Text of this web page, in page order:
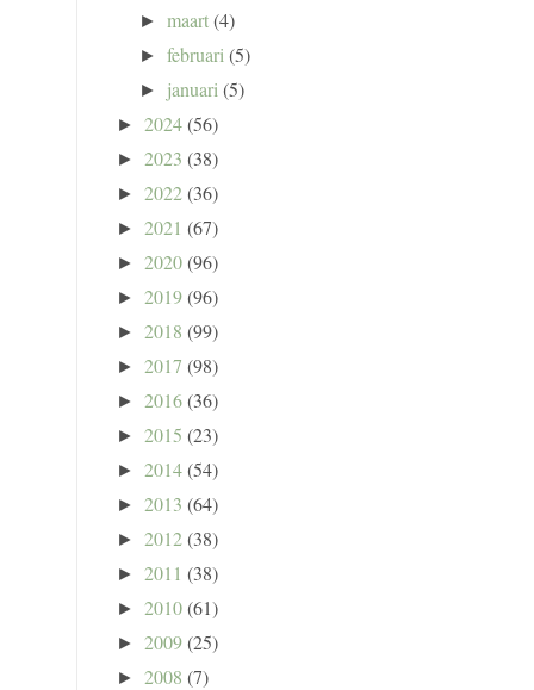
►maart(4)
►februari (5)
► januari (5)
► 2024(56)
► 2023 (38)
► 2022(36)
► 2021 (67)
► 2020(96)
► 2019(96)
► 2018 (99)
► 2017 (98)
► 2016(36)
► 2015 (23)
► 2014(54)
► 2013 (64)
► 2012(38)
► 2011 (38)
► 2010(61)
► 2009(25)
► 2008 (7)